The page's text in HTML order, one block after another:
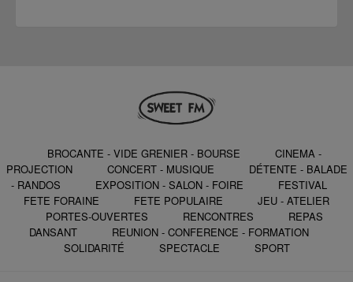
BROCANTE - VIDE GRENIER - BOURSE
CINEMA -
PROJECTION
CONCERT - MUSIQUE
DÉTENTE - BALADE
- RANDOS
EXPOSITION - SALON - FOIRE
FESTIVAL
FETE FORAINE
FETE POPULAIRE
JEU - ATELIER
PORTES-OUVERTES
RENCONTRES
REPAS
DANSANT
REUNION - CONFERENCE - FORMATION
SOLIDARITÉ
SPECTACLE SPORT